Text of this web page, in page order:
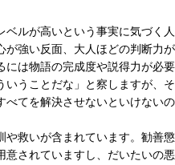
ルが高いという事実に気づく人
が強い反面、大人ほどの判断力が
には物語の完成度や説得力が必要
いうことだな」と察しますが、そ
べてを解決させないといけないの
救いが含まれています。勧善懲
意されていますし、だいたいの悪